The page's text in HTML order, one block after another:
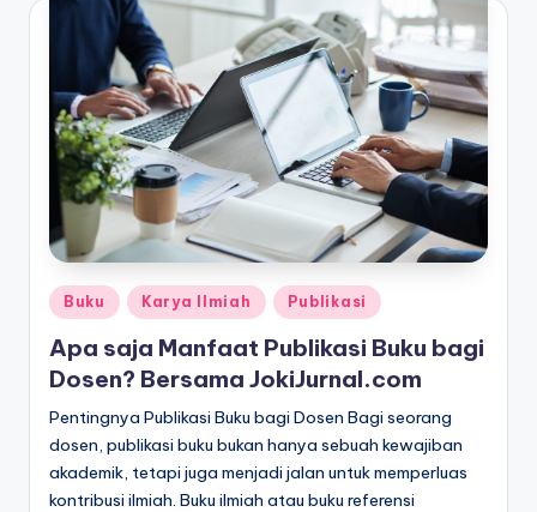
Posted
in
Buku Karya Ilmiah Publikasi
Apa saja Manfaat Publikasi Buku bagi
Dosen? Bersama JokiJurnal.com
Pentingnya Publikasi Buku bagi Dosen Bagi seorang
dosen, publikasi buku bukan hanya sebuah kewajiban
akademik, tetapi juga menjadi jalan untuk memperluas
kontribusi ilmiah. Buku ilmiah atau buku referensi